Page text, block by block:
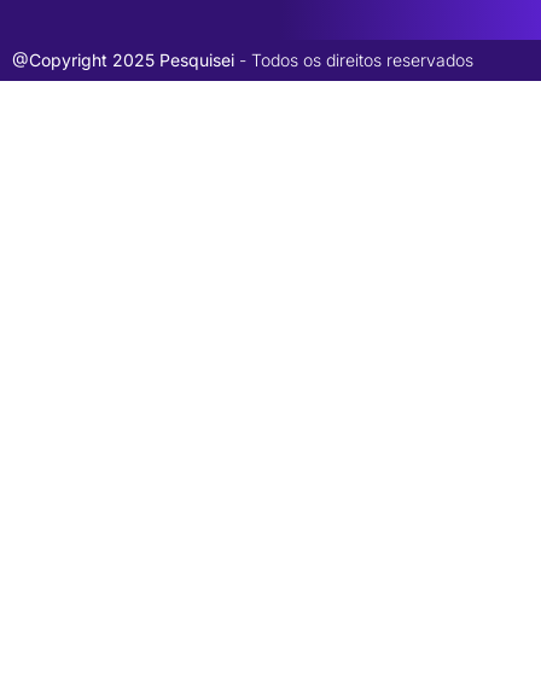
@Copyright 2025 Pesquisei - Todos os direitos reservados